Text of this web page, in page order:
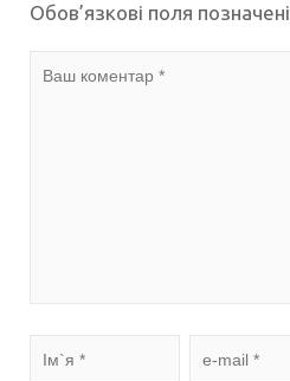
Обов’язкові поля позначені